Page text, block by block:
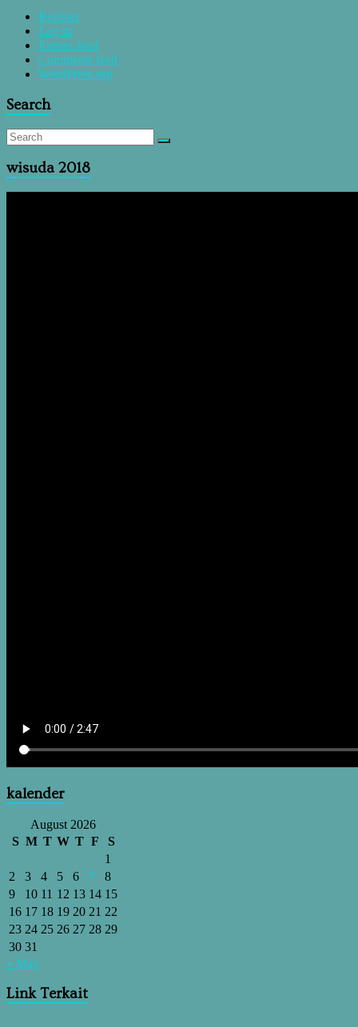
Register
Log in
Entries feed
Comments feed
WordPress.org
Search
wisuda 2018
kalender
August 2026
S M T W T F
S
1
2
3 4 5 6 7
8
9
10 11 12 13 14 15
16 17 18 19 20 21 22
23 24 25 26 27 28 29
30 31
« May
Link Terkait